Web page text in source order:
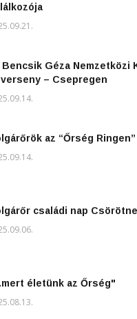
Bencsik Géza Nemzetközi
– Csepregen
az “Őrség Ringen”
családi nap
életünk az Őrség"